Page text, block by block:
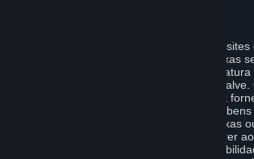
O Steam pode disponibilizar links para sites
Alguns desses sites poderão cobrar taxas
incluídas e adicionais a qualquer
que você poderá ter de pagar para a Valve.
também poderá disponibilizar acesso a
terceiros que disponibilizam conteúdo,
no Steam ou na Internet. Quaisquer taxas
separadas nas quais você possa incorrer
esses terceiros serão de sua